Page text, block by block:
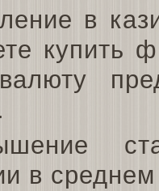
в
купить
в